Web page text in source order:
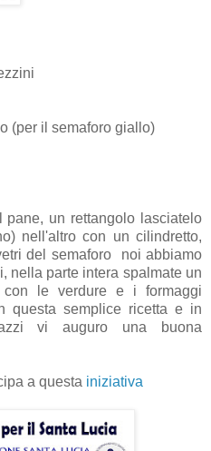
(per il semaforo giallo)
un rettangolo lasciatelo
nell'altro con un cilindretto,
del semaforo noi abbiamo
nella parte intera spalmate un
le verdure e i formaggi
questa semplice ricetta e in
vi auguro una buona
a questa iniziativa